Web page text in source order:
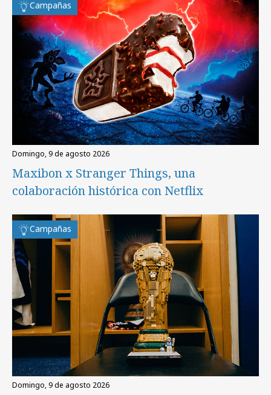
Campañas
domingo, 9 de agosto 2026
Maxibon x Stranger Things, una
colaboración histórica con Netflix
Campañas
domingo, 9 de agosto 2026